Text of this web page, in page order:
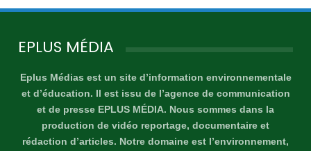
EPLUS MÉDIA
Eplus Médias est un site d’information environnementale
et d’éducation. Il est issu de l’agence de communication
et de presse EPLUS MÉDIA. Nous sommes dans la
production de vidéo reportage, documentaire et
rédaction d’articles. Notre domaine est l’environnement,